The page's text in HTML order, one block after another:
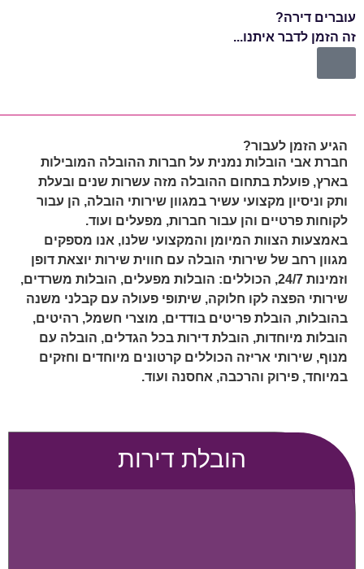
עוברים דירה?
זה הזמן לדבר איתנו...
הובלת דירות
הגיע הזמן לעבור?
חברת אבי הובלות נמנית על חברות ההובלה המובילות
בארץ, פועלת בתחום ההובלה מזה עשרות שנים ובעלת
ותק וניסיון מקצועי עשיר במגוון שירותי הובלה, הן עבור
לקוחות פרטיים והן עבור חברות, מפעלים ועוד.
באמצעות הצוות המיומן והמקצועי שלנו, אנו מספקים
מגוון רחב של שירותי הובלה עם חווית שירות יוצאת דופן
וזמינות 24/7, הכוללים: הובלות מפעלים, הובלות משרדים,
שירותי הפצה לקו חלוקה, שיתופי פעולה עם קבלני משנה
בהובלות, הובלת פריטים בודדים, מוצרי חשמל, רהיטים,
הובלות מיוחדות, הובלת דירות בכל הגדלים, הובלה עם
מנוף, שירותי אריזה הכוללים קרטונים מיוחדים וחזקים
במיוחד, פירוק והרכבה, אחסנה ועוד.